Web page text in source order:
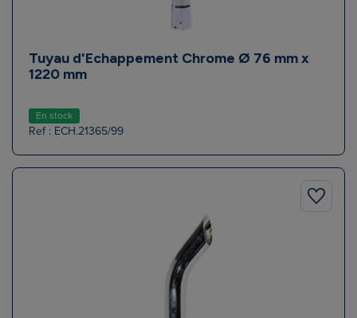
Tuyau d'Echappement Chrome Ø 76 mm x
1220 mm
En stock
Ref : ECH.21365/99